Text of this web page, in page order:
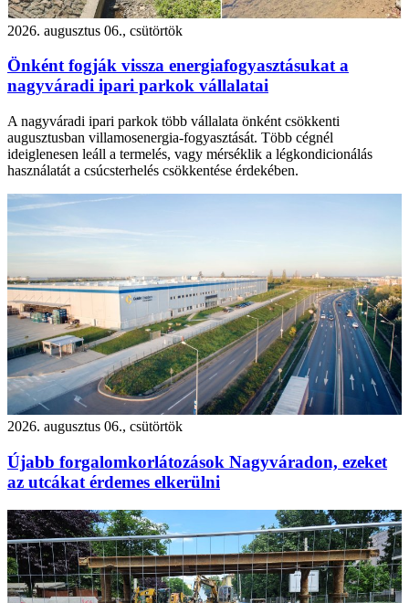
2026. augusztus 06., csütörtök
Önként fogják vissza energiafogyasztásukat a
nagyváradi ipari parkok vállalatai
A nagyváradi ipari parkok több vállalata önként csökkenti
augusztusban villamosenergia-fogyasztását. Több cégnél
ideiglenesen leáll a termelés, vagy mérséklik a légkondicionálás
használatát a csúcsterhelés csökkentése érdekében.
2026. augusztus 06., csütörtök
Újabb forgalomkorlátozások Nagyváradon, ezeket
az utcákat érdemes elkerülni